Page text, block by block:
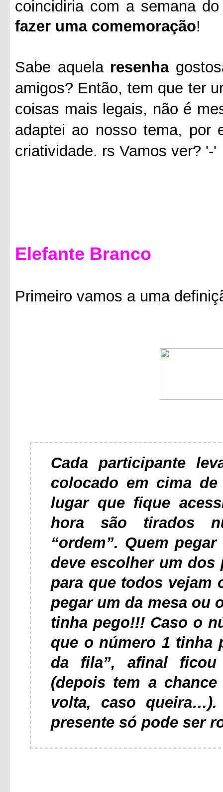
coincidiria com a semana
fazer uma comemoração!
Sabe aquela resenha
amigos? Então, tem que ter
coisas mais legais, não é
adaptei ao nosso tema, por
criatividade. rs Vamos ver? '-'
Elefante Branco
Primeiro vamos a uma
Cada participante
colocado em cima
lugar que fique
hora são tirados
“ordem”. Quem
deve escolher um dos
para que todos vejam
pegar um da mesa ou
tinha pego!!! Caso o
que o número 1 tinha
da fila”, afinal
(depois tem a
volta, caso
presente só pode ser